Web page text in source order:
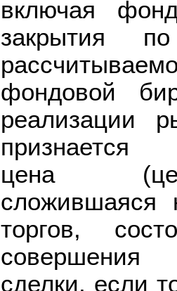
включая
закрытия
фондовой
реализации
признается
цена
сложившаяся
торгов,
совершения
сделки, если